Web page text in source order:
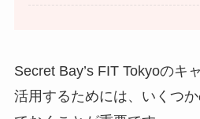
Secret Bay’s FIT Tokyoのキ
活用するためには、いくつ